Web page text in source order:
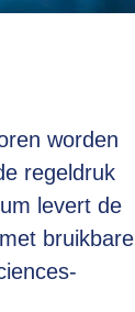
worden
regeldruk
levert de
bruikbare